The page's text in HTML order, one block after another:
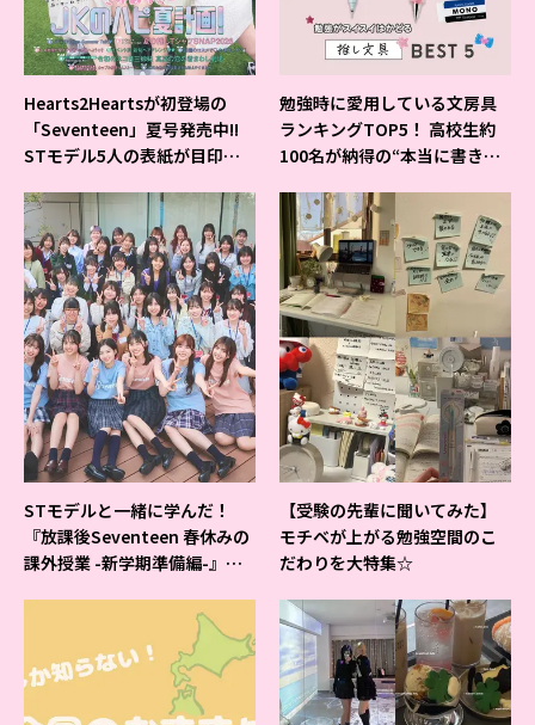
Hearts2Heartsが初登場の
「Seventeen」夏号発売中!!
STモデル5人の表紙が目印だ
勉強時に愛用している文房具
ランキングTOP5！ 高校生約
100名が納得の“本当に書きや
STモデルと一緒に学んだ！
『放課後Seventeen 春休みの
課外授業 -新学期準備編-』イ
【受験の先輩に聞いてみた】
モチベが上がる勉強空間のこ
だわりを大特集☆